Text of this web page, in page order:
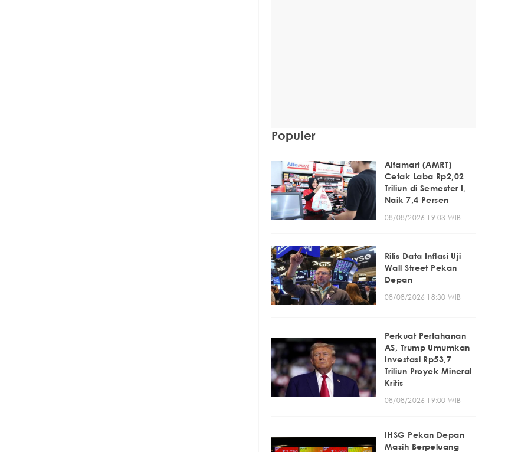
Populer
Alfamart (AMRT)
Cetak Laba Rp2,02
Triliun di Semester I,
Naik 7,4 Persen
08/08/2026 19:03 WIB
Rilis Data Inflasi Uji
Wall Street Pekan
Depan
08/08/2026 18:30 WIB
Perkuat Pertahanan
AS, Trump Umumkan
Investasi Rp53,7
Triliun Proyek Mineral
Kritis
08/08/2026 19:00 WIB
IHSG Pekan Depan
Masih Berpeluang